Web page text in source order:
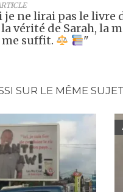
je ne lirai pas le livre
la vérité de Sarah, la
me suffit.
"
SUR LE MÊME